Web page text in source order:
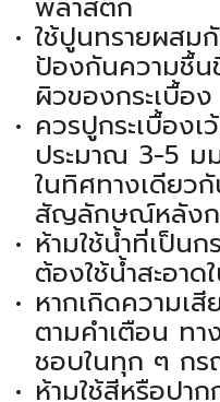
พลาสติก
ใช้ปูนทรายผสม
ป้องกันความชื้น
ผิวของกระเบื้อง
ควรปูกระเบื้อง
ประมาณ 3-5 ม
ในทิศทางเดียว
สัญลักษณ์หลังก
ห้ามใช้น้ำที่เป็น
ต้องใช้น้ำสะอา
หากเกิดความเ
ตามคำเตือน ท
ชอบในทุก ๆ ก
ห้ามใช้สีหรือปา